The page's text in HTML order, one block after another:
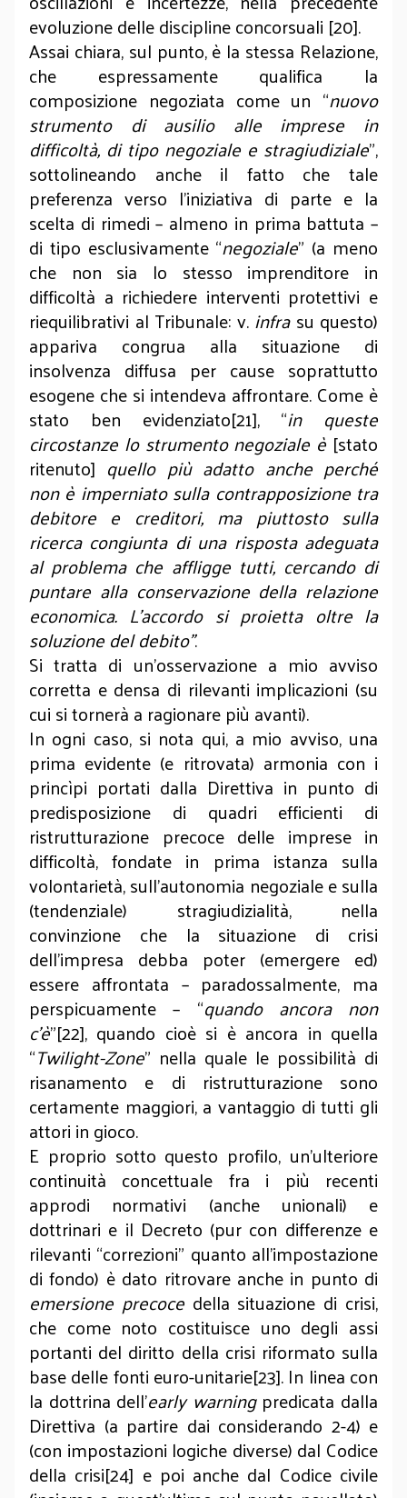
evoluzione delle discipline concorsuali [20].
Assai chiara, sul punto, è la stessa Relazione,
che espressamente qualifica la
composizione negoziata come un “nuovo
strumento di ausilio alle imprese in
difficoltà, di tipo negoziale e stragiudiziale”,
sottolineando anche il fatto che tale
preferenza verso l’iniziativa di parte e la
scelta di rimedi – almeno in prima battuta –
di tipo esclusivamente “negoziale” (a meno
che non sia lo stesso imprenditore in
difficoltà a richiedere interventi protettivi e
riequilibrativi al Tribunale: v.infrasu questo)
appariva congrua alla situazione di
insolvenza diffusa per cause soprattutto
esogene che si intendeva affrontare. Come è
stato ben evidenziato[21], “in queste
circostanze lo strumento negoziale è [stato
ritenuto] quello più adatto anche perché
non è imperniato sulla contrapposizione tra
debitore e creditori, ma piuttosto sulla
ricerca congiunta di una risposta adeguata
al problema che affligge tutti, cercando di
puntare alla conservazione della relazione
economica. L’accordo si proietta oltre la
soluzione del debito”.
Si tratta di un’osservazione a mio avviso
corretta e densa di rilevanti implicazioni (su
cui si tornerà a ragionare più avanti).
In ogni caso, si nota qui, a mio avviso, una
prima evidente (e ritrovata) armonia con i
princìpi portati dalla Direttiva in punto di
predisposizione di quadri efficienti di
ristrutturazione precoce delle imprese in
difficoltà, fondate in prima istanza sulla
volontarietà, sull’autonomia negoziale e sulla
(tendenziale) stragiudizialità, nella
convinzione che la situazione di crisi
dell’impresa debba poter (emergere ed)
essere affrontata – paradossalmente, ma
perspicuamente – “quando ancora non
c’è”[22], quando cioè si è ancora in quella
“Twilight-Zone” nella quale le possibilità di
risanamento e di ristrutturazione sono
certamente maggiori, a vantaggio di tutti gli
attori in gioco.
E proprio sotto questo profilo, un’ulteriore
continuità concettuale fra i più recenti
approdi normativi (anche unionali) e
dottrinari e il Decreto (pur con differenze e
rilevanti “correzioni” quanto all’impostazione
di fondo) è dato ritrovare anche in punto di
emersione precocedella situazione di crisi,
che come noto costituisce uno degli assi
portanti del diritto della crisi riformato sulla
base delle fonti euro-unitarie[23]. In linea con
la dottrina dell’early warningpredicata dalla
Direttiva (a partire dai considerando 2-4) e
(con impostazioni logiche diverse) dal Codice
della crisi[24] e poi anche dal Codice civile